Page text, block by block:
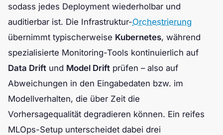
sodass jedes Deployment wiederholbar und
auditierbar ist. Die Infrastruktur-Orchestrierung
übernimmt typischerweise Kubernetes, während
spezialisierte Monitoring-Tools kontinuierlich auf
Data Drift und Model Drift prüfen – also auf
Abweichungen in den Eingabedaten bzw. im
Modellverhalten, die über Zeit die
Vorhersagequalität degradieren können. Ein reifes
MLOps-Setup unterscheidet dabei drei